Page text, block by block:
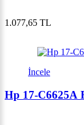
1.077,65 TL
İncele
Hp 17-C6625A